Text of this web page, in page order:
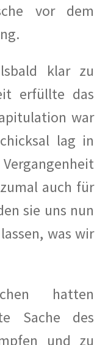
Berlin und deren
Künstlerkolonie
Berlin
vor dem
klar zu
erfüllte das
war
lag in
Vergangenheit
auch für
sie uns nun
was wir
hatten
Sache des
und zu